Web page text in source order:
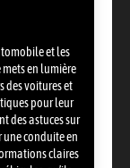
et les
en lumière
des voitures et
pour leur
des astuces sur
une conduite en
claires